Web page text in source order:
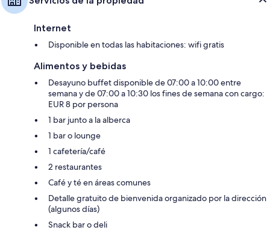
Internet
Disponible en todas las habitaciones: wifi gratis
Alimentos y bebidas
Desayuno buffet disponible de 07:00 a 10:00 entre
semana y de 07:00 a 10:30 los fines de semana con cargo:
EUR 8 por persona
1 bar junto a la alberca
1 bar o lounge
1 cafetería/café
2 restaurantes
Café y té en áreas comunes
Detalle gratuito de bienvenida organizado por la dirección
(algunos días)
Snack bar o deli